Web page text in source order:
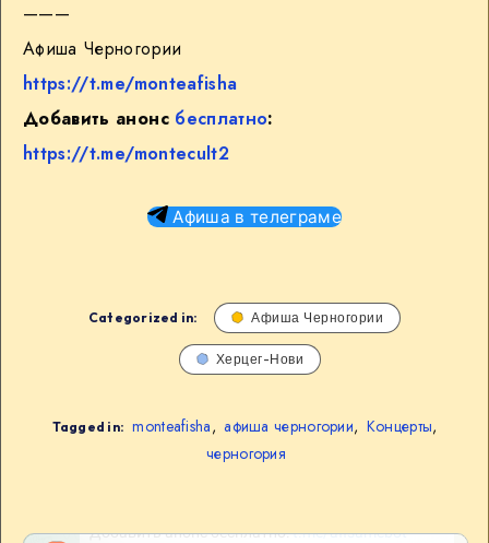
———
Афиша Черногории
https://t.me/monteafisha
Добавить анонс бесплатно:
https://t.me/montecult2
Афиша в телеграме
Categorized in: Афиша Черногории
Херцег-Нови
Tagged in: monteafisha, афиша черногории, Концерты,
черногория